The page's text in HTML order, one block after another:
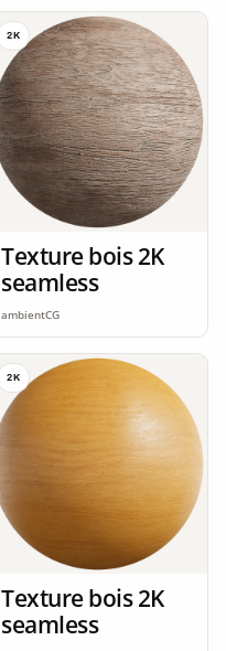
2K
Texture bois 2K
seamless
ambientCG
2K
Texture bois 2K
seamless